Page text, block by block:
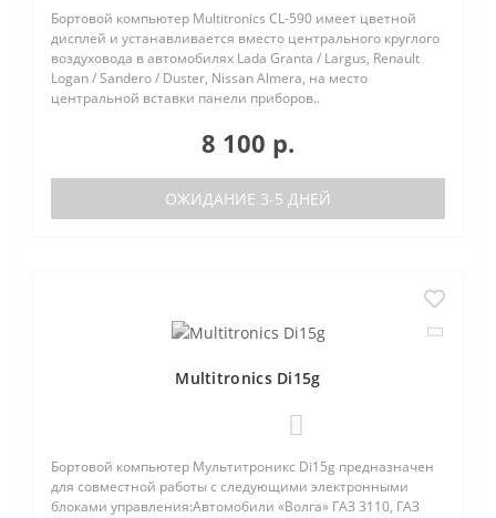
Бортовой компьютер Multitronics CL-590 имеет цветной
дисплей и устанавливается вместо центрального круглого
воздуховода в автомобилях Lada Granta / Largus, Renault
Logan / Sandero / Duster, Nissan Almera, на место
центральной вставки панели приборов..
8 100 р.
ОЖИДАНИЕ 3-5 ДНЕЙ
Multitronics Di15g
Бортовой компьютер Мультитроникс Di15g предназначен
для совместной работы с следующими электронными
блоками управления:Автомобили «Волга» ГАЗ 3110, ГАЗ